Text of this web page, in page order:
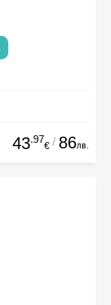
43.97
€ / 86лв.